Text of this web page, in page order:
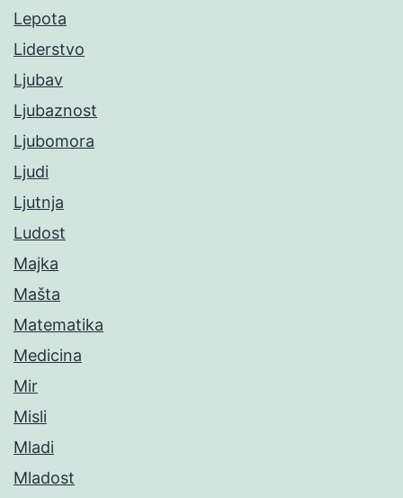
Lepota
Liderstvo
Ljubav
Ljubaznost
Ljubomora
Ljudi
Ljutnja
Ludost
Majka
Mašta
Matematika
Medicina
Mir
Misli
Mladi
Mladost